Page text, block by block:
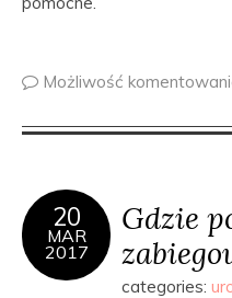
Możliwość
20
MAR
2017
Gdzie
categories: